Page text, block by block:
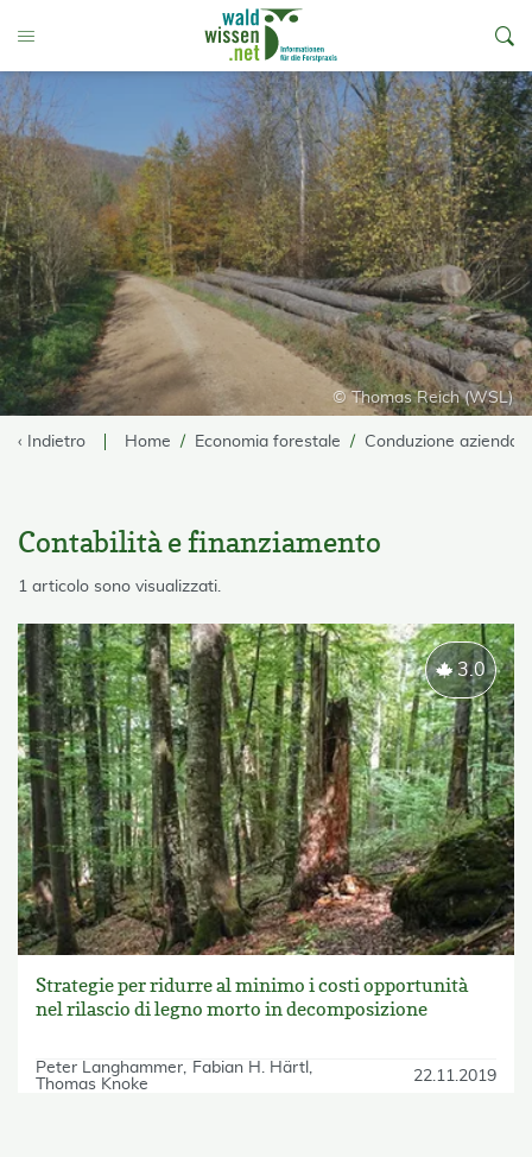
Toggle Menu
© Thomas Reich (WSL)
‹ Indietro Home Economia forestale Conduzione aziendale
Contabilità e finanziamento
skip List
1 articolo sono visualizzati.
Strategie per ridurre al minimo i costi opportunità
nel rilascio di legno morto in decomposizione
Peter Langhammer
Fabian H. Härtl
Thomas Knoke
22.11.2019
3.0